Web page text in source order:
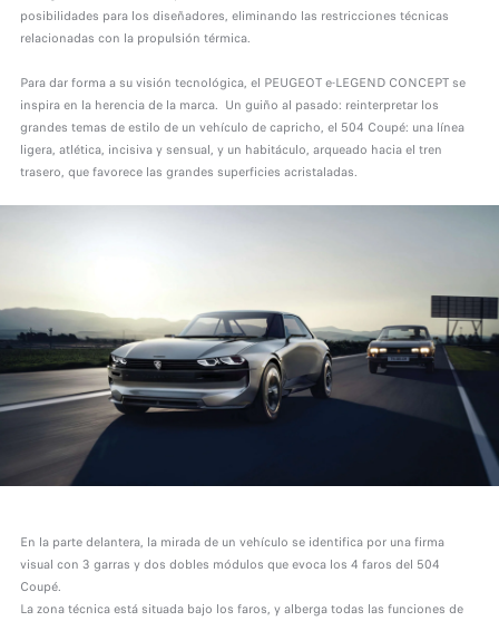
posibilidades para los diseñadores, eliminando las restricciones técnicas
relacionadas con la propulsión térmica.
Para dar forma a su visión tecnológica, el PEUGEOT e-LEGEND CONCEPT se
inspira en la herencia de la marca. Un guiño al pasado: reinterpretar los
grandes temas de estilo de un vehículo de capricho, el 504 Coupé: una línea
ligera, atlética, incisiva y sensual, y un habitáculo, arqueado hacia el tren
trasero, que favorece las grandes superficies acristaladas.
En la parte delantera, la mirada de un vehículo se identifica por una firma
visual con 3 garras y dos dobles módulos que evoca los 4 faros del 504
Coupé.
La zona técnica está situada bajo los faros, y alberga todas las funciones de